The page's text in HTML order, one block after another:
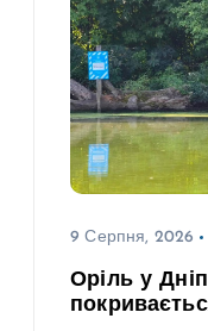
9 Серпня, 2026
Оріль у